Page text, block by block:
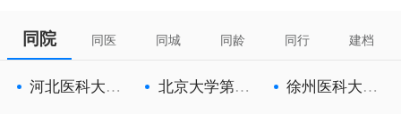
同院 同医 同城 同龄 同行 建档
河北医科大学
北京大学第三
徐州医科大学